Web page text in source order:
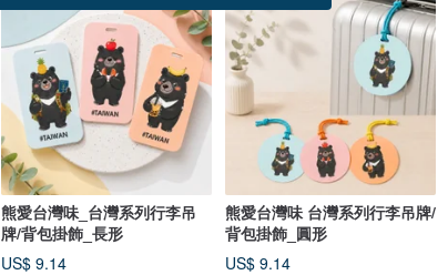
熊愛台灣味_台灣系列行李吊
牌/背包掛飾_長形
US$ 9.14
熊愛台灣味 台灣系列行李吊牌/
背包掛飾_圓形
US$ 9.14